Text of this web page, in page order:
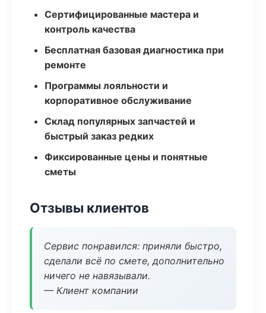
Сертифицированные мастера и
контроль качества
Бесплатная базовая диагностика при
ремонте
Программы лояльности и
корпоративное обслуживание
Склад популярных запчастей и
быстрый заказ редких
Фиксированные цены и понятные
сметы
Отзывы клиентов
Сервис понравился: приняли быстро,
сделали всё по смете, дополнительно
ничего не навязывали.
— Клиент компании